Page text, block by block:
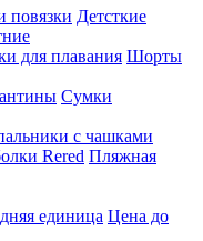
повязки Детсткие
для плавания Шорты
Сумки
с чашками
Rered Пляжная
единица Цена до